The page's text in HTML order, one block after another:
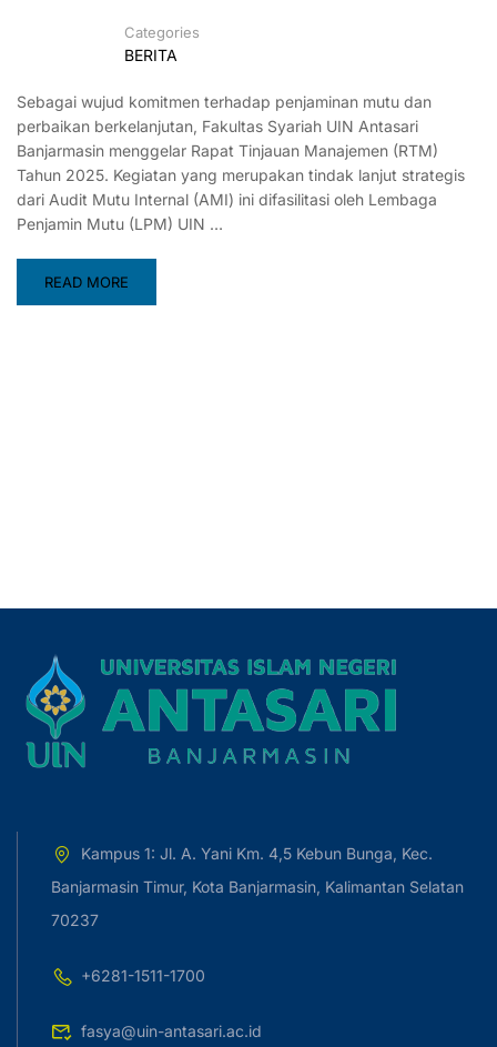
Categories
BERITA
Sebagai wujud komitmen terhadap penjaminan mutu dan
perbaikan berkelanjutan, Fakultas Syariah UIN Antasari
Banjarmasin menggelar Rapat Tinjauan Manajemen (RTM)
Tahun 2025. Kegiatan yang merupakan tindak lanjut strategis
dari Audit Mutu Internal (AMI) ini difasilitasi oleh Lembaga
Penjamin Mutu (LPM) UIN …
READ MORE
Kampus 1: Jl. A. Yani Km. 4,5 Kebun Bunga, Kec.
Banjarmasin Timur, Kota Banjarmasin, Kalimantan Selatan
70237
+6281-1511-1700
fasya@uin-antasari.ac.id